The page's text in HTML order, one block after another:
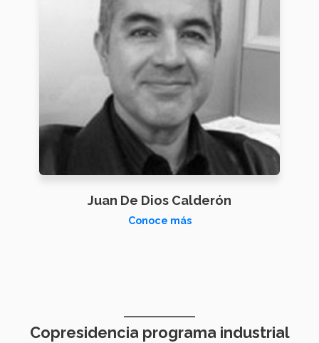
Juan De Dios Calderón
Conoce más
Copresidencia programa industrial